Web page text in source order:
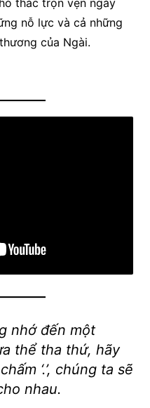
thác trọn vẹn ngày
nỗ lực và cả những
của Ngài.
nhớ đến một
thể tha thứ, hãy
‘.’, chúng ta sẽ
nhau.